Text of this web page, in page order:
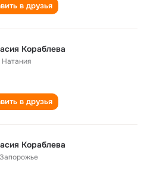
в друзья
Кораблева
Натания
в друзья
Кораблева
Запорожье